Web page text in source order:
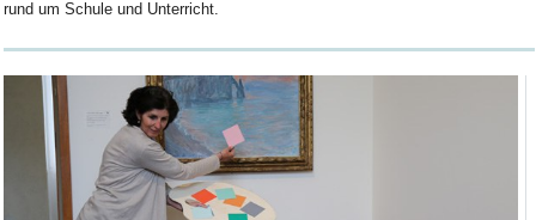
rund um Schule und Unterricht.